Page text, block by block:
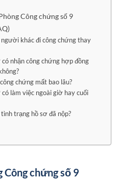
Công chứng số 9
khác đi công chứng thay
nhận công chứng hợp đồng
chứng mất bao lâu?
làm việc ngoài giờ hay cuối
trạng hồ sơ đã nộp?
Công chứng số 9